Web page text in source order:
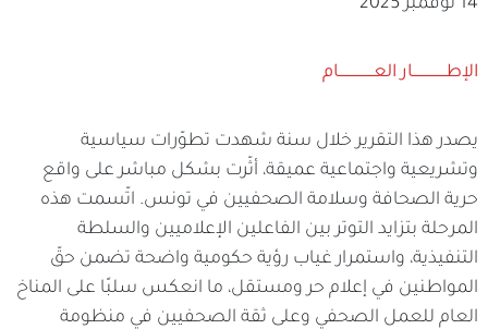
14 نوفمبر 2025
الإطـــــــــــــــار العــــــــــــــــام
يصدر هذا التقرير خلال سنة شهدت تطوّرات سياسية
وتشريعية واجتماعية عميقة، أثّرت بشكل مباشر على واقع
حرية الصحافة وسلامة الصحفيين في تونس. اتّسمت هذه
المرحلة بتزايد التوتر بين الفاعلين الإعلاميين والسلطة
التنفيذية، واستمرار غياب رؤية حكومية واضحة تضمن حقّ
المواطنين في إعلام حر ومستقل، ما انعكس سلبًا على المناخ
العام للعمل الصحفي وعلى ثقة الصحفيين في منظومة